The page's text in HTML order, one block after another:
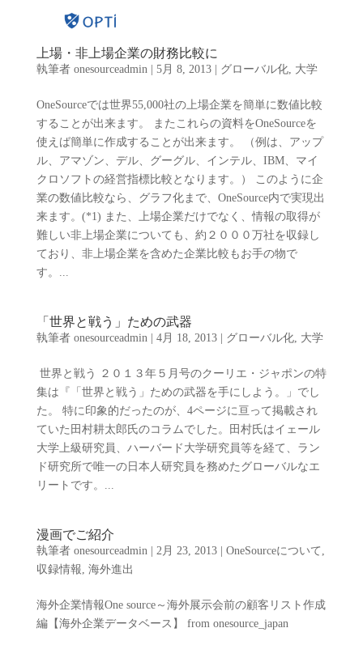
上場・非上場企業の財務比較に
執筆者 onesourceadmin| 5月 8, 2013| グローバル化, 大学
OneSourceでは世界55,000社の上場企業を簡単に数値比較
することが出来ます。 またこれらの資料をOneSourceを
使えば簡単に作成することが出来ます。 （例は、アップ
ル、アマゾン、デル、グーグル、インテル、IBM、マイ
クロソフトの経営指標比較となります。） このように企
業の数値比較なら、グラフ化まで、OneSource内で実現出
来ます。(*1) また、上場企業だけでなく、情報の取得が
難しい非上場企業についても、約２０００万社を収録し
ており、非上場企業を含めた企業比較もお手の物で
す。...
「世界と戦う」ための武器
執筆者 onesourceadmin| 4月 18, 2013| グローバル化, 大学
世界と戦う ２０１３年５月号のクーリエ・ジャポンの特
集は『「世界と戦う」ための武器を手にしよう。」でし
た。 特に印象的だったのが、4ページに亘って掲載され
ていた田村耕太郎氏のコラムでした。田村氏はイェール
大学上級研究員、ハーバード大学研究員等を経て、ラン
ド研究所で唯一の日本人研究員を務めたグローバルなエ
リートです。...
漫画でご紹介
執筆者 onesourceadmin| 2月 23, 2013| OneSourceについて ,
収録情報, 海外進出
海外企業情報One source～海外展示会前の顧客リスト作成
編【海外企業データベース】 from onesource_japan